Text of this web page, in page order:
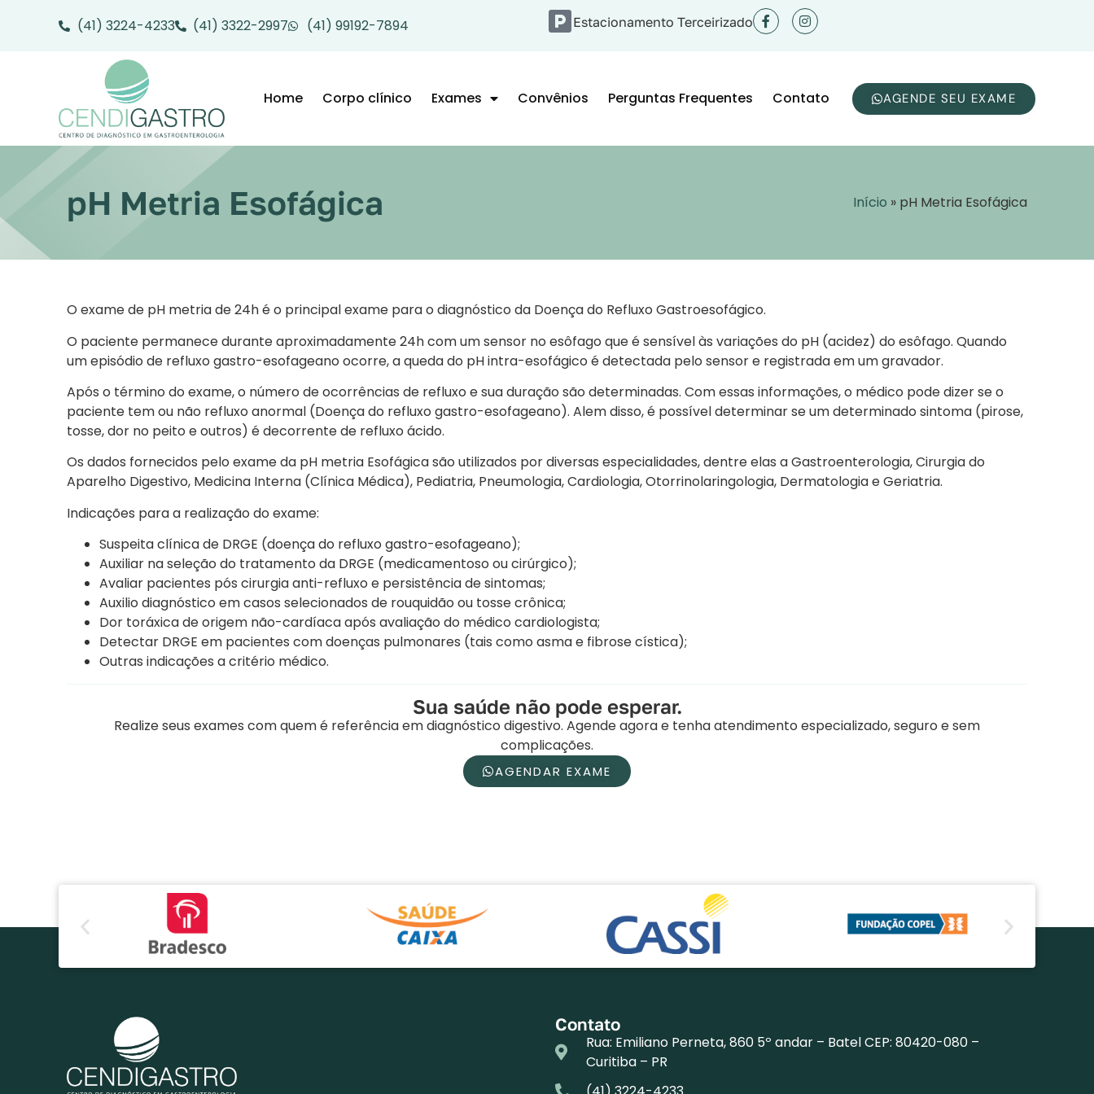
(41) 3224-4233 (41) 3322-2997 (41) 99192-7894 Estacionamento Terceirizado
Home Corpo clínico Exames Convênios Perguntas Frequentes Contato AGENDE SEU EXAME
pH Metria Esofágica Início » pH Metria Esofágica
O exame de pH metria de 24h é o principal exame para o diagnóstico da Doença do Refluxo Gastroesofágico.
O paciente permanece durante aproximadamente 24h com um sensor no esôfago que é sensível às variações do pH (acidez) do esôfago. Quando
um episódio de refluxo gastro-esofageano ocorre, a queda do pH intra-esofágico é detectada pelo sensor e registrada em um gravador.
Após o término do exame, o número de ocorrências de refluxo e sua duração são determinadas. Com essas informações, o médico pode dizer se o
paciente tem ou não refluxo anormal (Doença do refluxo gastro-esofageano). Alem disso, é possível determinar se um determinado sintoma (pirose,
tosse, dor no peito e outros) é decorrente de refluxo ácido.
Os dados fornecidos pelo exame da pH metria Esofágica são utilizados por diversas especialidades, dentre elas a Gastroenterologia, Cirurgia do
Aparelho Digestivo, Medicina Interna (Clínica Médica), Pediatria, Pneumologia, Cardiologia, Otorrinolaringologia, Dermatologia e Geriatria.
Indicações para a realização do exame:
Suspeita clínica de DRGE (doença do refluxo gastro-esofageano);
Auxiliar na seleção do tratamento da DRGE (medicamentoso ou cirúrgico);
Avaliar pacientes pós cirurgia anti-refluxo e persistência de sintomas;
Auxilio diagnóstico em casos selecionados de rouquidão ou tosse crônica;
Dor toráxica de origem não-cardíaca após avaliação do médico cardiologista;
Detectar DRGE em pacientes com doenças pulmonares (tais como asma e fibrose cística);
Outras indicações a critério médico.
Sua saúde não pode esperar.
Realize seus exames com quem é referência em diagnóstico digestivo. Agende agora e tenha atendimento especializado, seguro e sem
complicações.
AGENDAR EXAME
Contato
Rua: Emiliano Perneta, 860 5º andar – Batel CEP: 80420-080 –
Curitiba – PR